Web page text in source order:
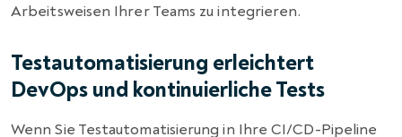
Arbeitsweisen Ihrer Teams zu integrieren.
Testautomatisierung erleichtert
DevOps und kontinuierliche Tests
Wenn Sie Testautomatisierung in Ihre CI/CD-Pipeline